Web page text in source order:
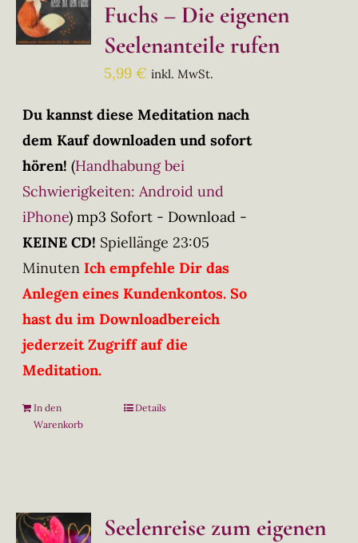
Fuchs – Die eigenen
Seelenanteile rufen
5,99€ inkl. MwSt.
Du kannst diese Meditation nach
dem Kauf downloaden und sofort
hören! (Handhabung bei
Schwierigkeiten: Android und
iPhone) mp3 Sofort - Download -
KEINE CD! Spiellänge 23:05
Minuten Ich empfehle Dir das
Anlegen eines Kundenkontos. So
hast du im Downloadbereich
jederzeit Zugriff auf die
Meditation.
In den
Warenkorb
Details
Seelenreise zum eigenen